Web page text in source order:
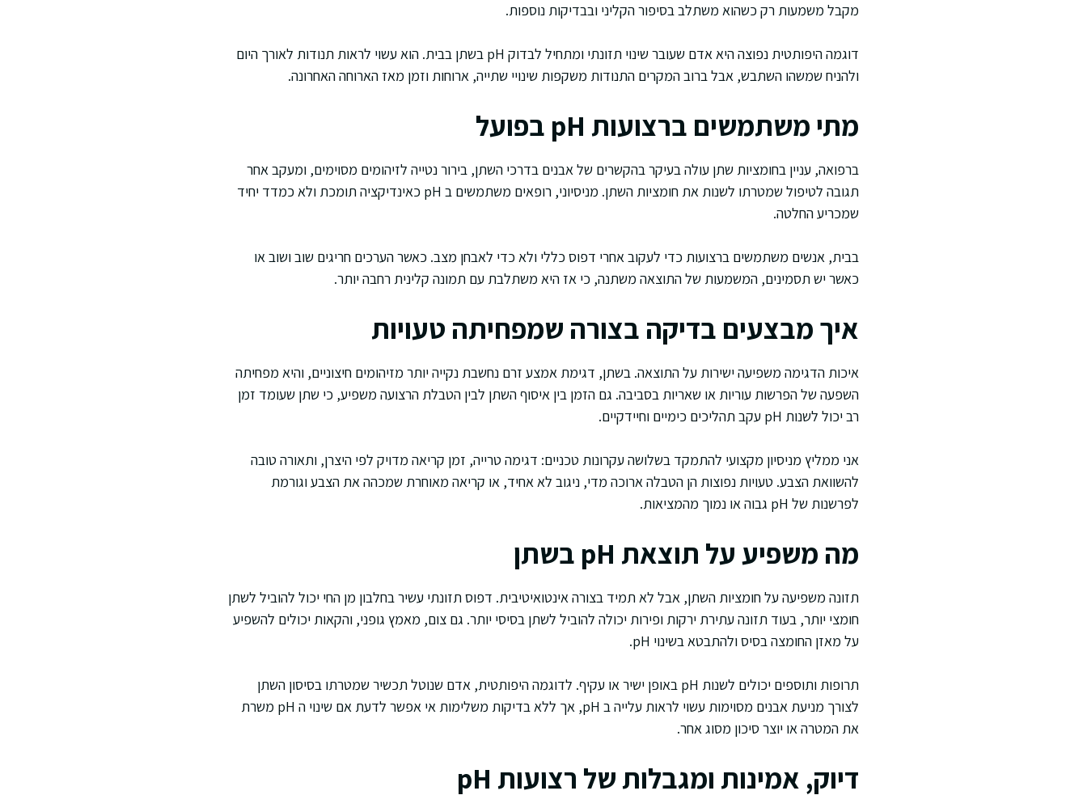
מקבל משמעות רק כשהוא משתלב בסיפור הקליני ובבדיקות נוספות.
דוגמה היפותטית נפוצה היא אדם שעובר שינוי תזונתי ומתחיל לבדוק pH בשתן בבית. הוא עשוי לראות תנודות לאורך היום
ולהניח שמשהו השתבש, אבל ברוב המקרים התנודות משקפות שינויי שתייה, ארוחות וזמן מאז הארוחה האחרונה.
מתי משתמשים ברצועות pH בפועל
ברפואה, עניין בחומציות שתן עולה בעיקר בהקשרים של אבנים בדרכי השתן, בירור נטייה לזיהומים מסוימים, ומעקב אחר
תגובה לטיפול שמטרתו לשנות את חומציות השתן. מניסיוני, רופאים משתמשים ב pH כאינדיקציה תומכת ולא כמדד יחיד
שמכריע החלטה.
בבית, אנשים משתמשים ברצועות כדי לעקוב אחרי דפוס כללי ולא כדי לאבחן מצב. כאשר הערכים חריגים שוב ושוב או
כאשר יש תסמינים, המשמעות של התוצאה משתנה, כי אז היא משתלבת עם תמונה קלינית רחבה יותר.
איך מבצעים בדיקה בצורה שמפחיתה טעויות
איכות הדגימה משפיעה ישירות על התוצאה. בשתן, דגימת אמצע זרם נחשבת נקייה יותר מזיהומים חיצוניים, והיא מפחיתה
השפעה של הפרשות עוריות או שאריות בסביבה. גם הזמן בין איסוף השתן לבין הטבלת הרצועה משפיע, כי שתן שעומד זמן
רב יכול לשנות pH עקב תהליכים כימיים וחיידקיים.
אני ממליץ מניסיון מקצועי להתמקד בשלושה עקרונות טכניים: דגימה טרייה, זמן קריאה מדויק לפי היצרן, ותאורה טובה
להשוואת הצבע. טעויות נפוצות הן הטבלה ארוכה מדי, ניגוב לא אחיד, או קריאה מאוחרת שמכהה את הצבע וגורמת
לפרשנות של pH גבוה או נמוך מהמציאות.
מה משפיע על תוצאת pH בשתן
תזונה משפיעה על חומציות השתן, אבל לא תמיד בצורה אינטואיטיבית. דפוס תזונתי עשיר בחלבון מן החי יכול להוביל לשתן
חומצי יותר, בעוד תזונה עתירת ירקות ופירות יכולה להוביל לשתן בסיסי יותר. גם צום, מאמץ גופני, והקאות יכולים להשפיע
על מאזן החומצה בסיס ולהתבטא בשינוי pH.
תרופות ותוספים יכולים לשנות pH באופן ישיר או עקיף. לדוגמה היפותטית, אדם שנוטל תכשיר שמטרתו בסיסון השתן
לצורך מניעת אבנים מסוימות עשוי לראות עלייה ב pH, אך ללא בדיקות משלימות אי אפשר לדעת אם שינוי ה pH משרת
את המטרה או יוצר סיכון מסוג אחר.
דיוק, אמינות ומגבלות של רצועות pH